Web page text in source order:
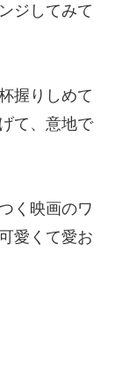
ジしてみて
握りしめて
て、意地で
く映画のワ
愛くて愛お